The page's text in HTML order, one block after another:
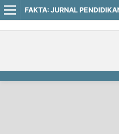
FAKTA: JURNAL